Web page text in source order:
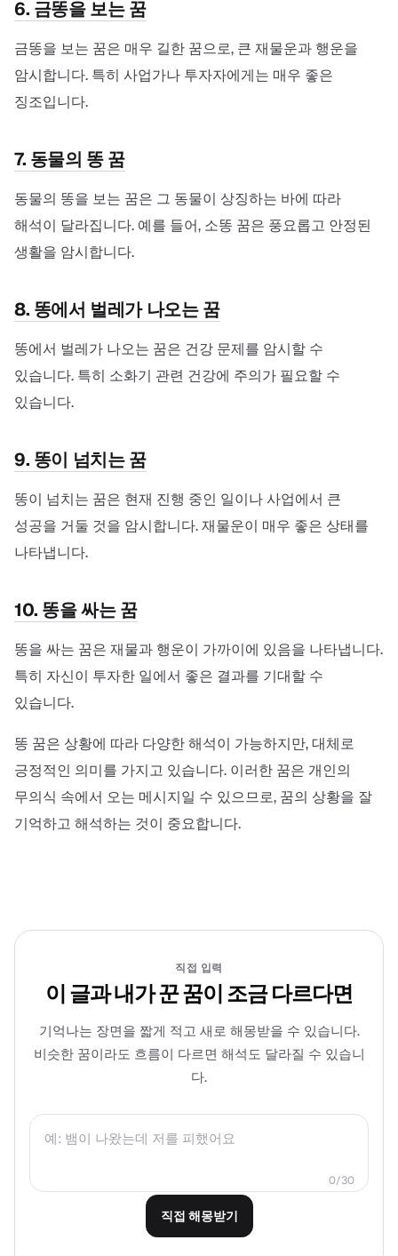
6. 금똥을 보는 꿈
금똥을 보는 꿈은 매우 길한 꿈으로, 큰 재물운과 행운을
암시합니다. 특히 사업가나 투자자에게는 매우 좋은
징조입니다.
7. 동물의 똥 꿈
동물의 똥을 보는 꿈은 그 동물이 상징하는 바에 따라
해석이 달라집니다. 예를 들어, 소똥 꿈은 풍요롭고 안정된
생활을 암시합니다.
8. 똥에서 벌레가 나오는 꿈
똥에서 벌레가 나오는 꿈은 건강 문제를 암시할 수
있습니다. 특히 소화기 관련 건강에 주의가 필요할 수
있습니다.
9. 똥이 넘치는 꿈
똥이 넘치는 꿈은 현재 진행 중인 일이나 사업에서 큰
성공을 거둘 것을 암시합니다. 재물운이 매우 좋은 상태를
나타냅니다.
10. 똥을 싸는 꿈
똥을 싸는 꿈은 재물과 행운이 가까이에 있음을 나타냅니다.
특히 자신이 투자한 일에서 좋은 결과를 기대할 수
있습니다.
똥 꿈은 상황에 따라 다양한 해석이 가능하지만, 대체로
긍정적인 의미를 가지고 있습니다. 이러한 꿈은 개인의
무의식 속에서 오는 메시지일 수 있으므로, 꿈의 상황을 잘
기억하고 해석하는 것이 중요합니다.
직접 입력
이 글과 내가 꾼 꿈이 조금 다르다면
기억나는 장면을 짧게 적고 새로 해몽받을 수 있습니다.
비슷한 꿈이라도 흐름이 다르면 해석도 달라질 수 있습니
다.
0/30
직접 해몽받기